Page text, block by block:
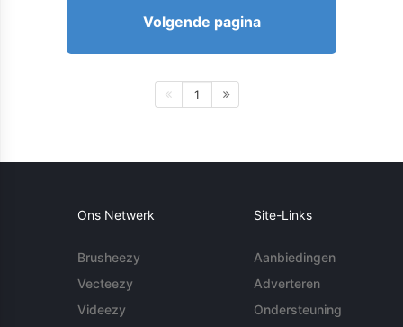
Volgende pagina
1
Ons Netwerk
Brusheezy
Vecteezy
Videezy
Site-Links
Aanbiedingen
Adverteren
Ondersteuning